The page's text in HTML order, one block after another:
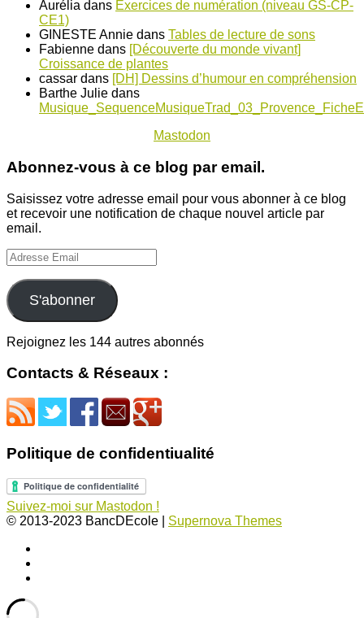
Aurélia dans Exercices de numération (niveau GS-CP-
CE1)
GINESTE Annie dans Tables de lecture de sons
Fabienne dans [Découverte du monde vivant]
Croissance de plantes
cassar dans [DH] Dessins d’humour en compréhension
Barthe Julie dans
Mastodon
Abonnez-vous à ce blog par email.
Saisissez votre adresse email pour vous abonner à ce blog
et recevoir une notification de chaque nouvel article par
email.
Adresse
Email
S'abonner
Rejoignez les 144 autres abonnés
Contacts & Réseaux :
Politique de confidentiualité
Suivez-moi sur Mastodon !
© 2013-2023 BancDEcole
Supernova Themes